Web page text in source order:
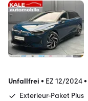
Unfallfrei • EZ 12/2024•
Exterieur-Paket Plus